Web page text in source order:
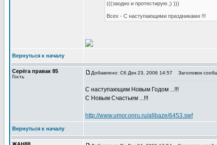
(((заодно и протестирую ;) )))
Всех - С наступающими праздниками !!!
Вернуться к началу
Серёга правак 85
Гость
Добавлено: Сб Дек 23, 2006 14:57 Заголовок
С наступающим Новым Годом ...!!!
С Новым Счастьем ...!!!
http://www.umor.onru.ru/allbaze/6453.swf
Вернуться к началу